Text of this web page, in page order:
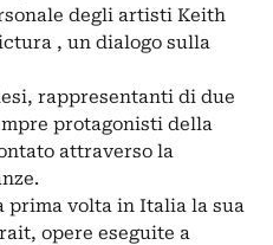
degli artisti Keith
, un dialogo sulla
rappresentanti di due
protagonisti della
attraverso la
prima volta in Italia la sua
opere eseguite a